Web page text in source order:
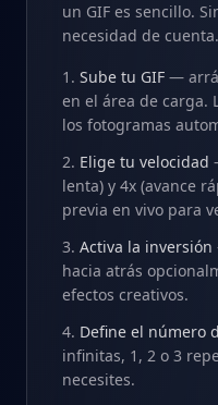
un GIF es sencillo.
necesidad de cuenta.
Sube tu GIF —
en el área de carga.
los fotogramas
Elige tu velocidad
lenta) y 4x (avance
previa en vivo para
Activa la inversión
hacia atrás
efectos creativos.
Define el número
infinitas, 1, 2 o 3
necesites.